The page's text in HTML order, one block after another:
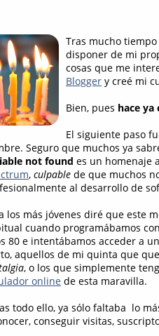
Tras mucho
disponer de mi
cosas que me
Blogger y creé mi
Bien, pues hace ya
El siguiente paso
Seguro que muchos ya
not found es un homenaje
, culpable de que muchos
al desarrollo de
los más jóvenes diré que este
cuando programábamos
80 e intentábamos acceder a
aquellos de mi quinta que
, o los que simplemente
online de esta maravilla.
todo ello, ya sólo faltaba lo
conseguir visitas,